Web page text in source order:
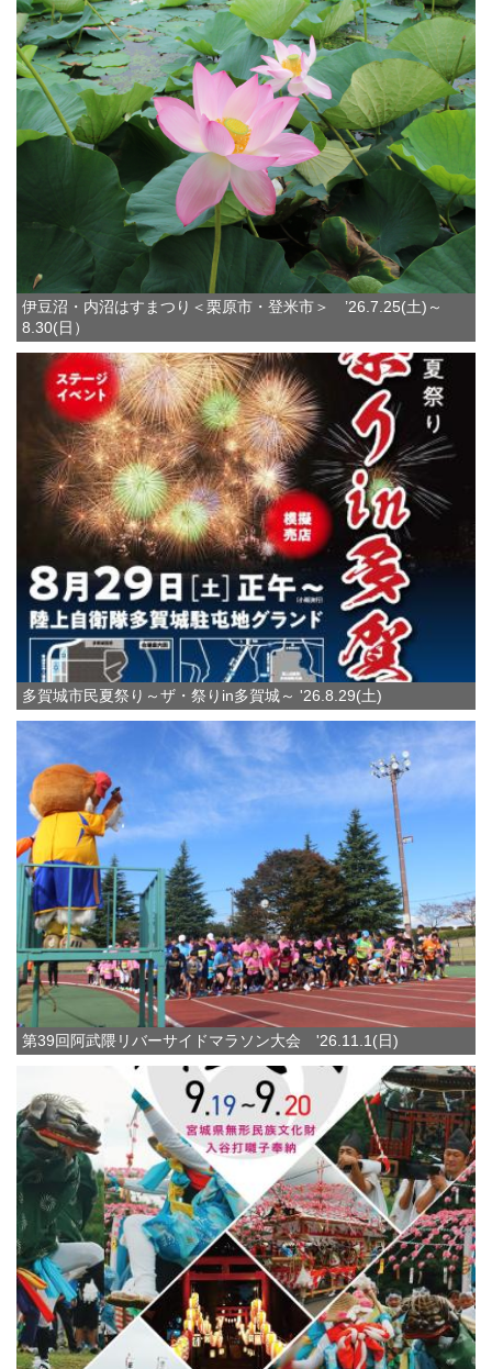
伊豆沼・内沼はすまつり＜栗原市・登米市＞ ’26.7.25(土)～
8.30(日）
多賀城市民夏祭り～ザ・祭りin多賀城～ '26.8.29(土)
第39回阿武隈リバーサイドマラソン大会 '26.11.1(日)